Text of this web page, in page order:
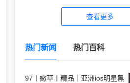
查看更多
热门新闻 热门百科
97丨嫩草丨精品｜亚洲ios明星黑